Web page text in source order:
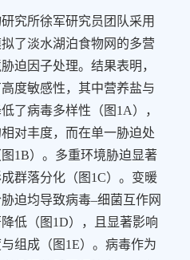
究所徐军研究员团队采用
了淡水湖泊食物网的多营
迫因子处理。结果表明，
度敏感性，其中营养盐与
了病毒多样性（图 1A），
对丰度，而在单一胁迫处
1B）。多重环境胁迫显著
群落分化（图 1C）。变暖
迫均导致病毒–细菌互作网
低（图 1D），且显著影响
组成（图 1E）。病毒作为